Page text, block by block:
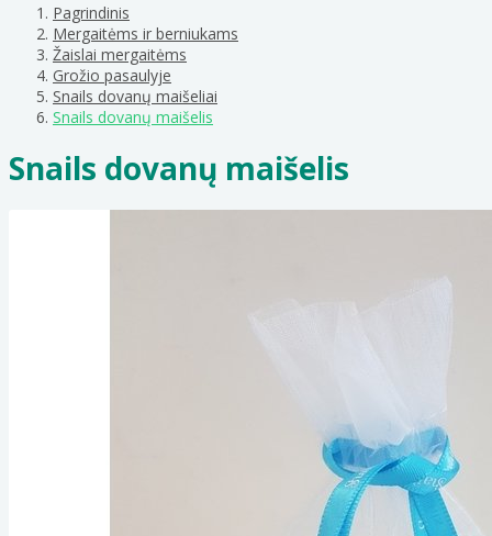
Pagrindinis
Mergaitėms ir berniukams
Žaislai mergaitėms
Grožio pasaulyje
Snails dovanų maišeliai
Snails dovanų maišelis
Snails dovanų maišelis